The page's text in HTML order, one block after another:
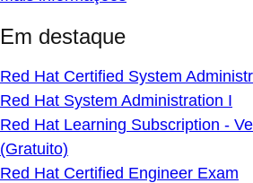
Em destaque
Red Hat Certified System
Red Hat System Administration I
Red Hat Learning Subscription -
(Gratuito)
Red Hat Certified Engineer Exam